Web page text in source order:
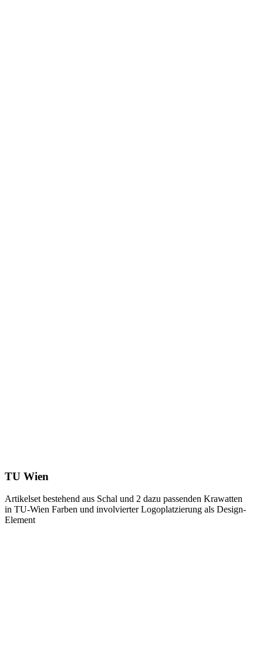
TU Wien
Artikelset bestehend aus Schal und 2 dazu passenden Krawatten
in TU-Wien Farben und involvierter Logoplatzierung als Design-
Element